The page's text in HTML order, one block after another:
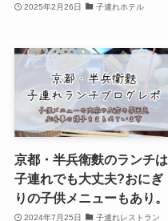
2025年2月26日 子連れホテル
京都・半兵衛麩のランチは
子連れでも大丈夫?おにぎ
りの子供メニューもあり。
2024年7月25日 子連れレストラン